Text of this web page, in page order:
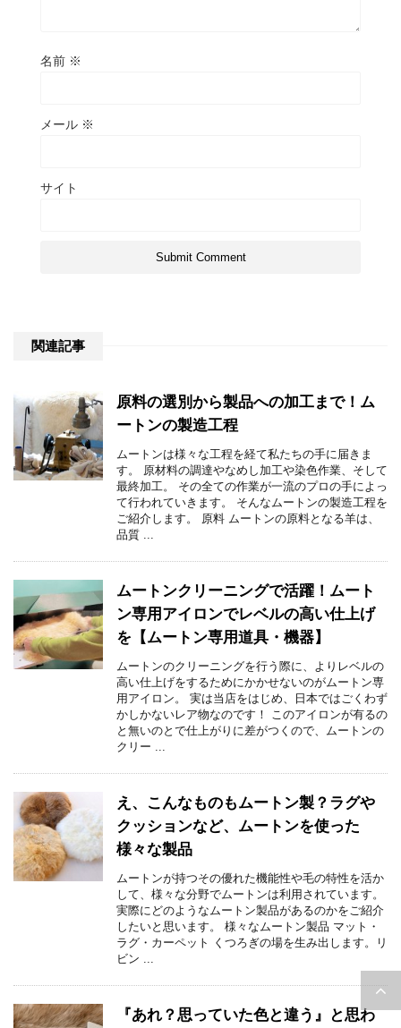
名前 ※
メール ※
サイト
関連記事
原料の選別から製品への加工まで！ム
ートンの製造工程
ムートンは様々な工程を経て私たちの手に届きま
す。 原材料の調達やなめし加工や染色作業、そして
最終加工。 その全ての作業が一流のプロの手によっ
て行われていきます。 そんなムートンの製造工程を
ご紹介します。 原料 ムートンの原料となる羊は、
品質 ...
ムートンクリーニングで活躍！ムート
ン専用アイロンでレベルの高い仕上げ
を【ムートン専用道具・機器】
ムートンのクリーニングを行う際に、よりレベルの
高い仕上げをするためにかかせないのがムートン専
用アイロン。 実は当店をはじめ、日本ではごくわず
かしかないレア物なのです！ このアイロンが有るの
と無いのとで仕上がりに差がつくので、ムートンの
クリー ...
え、こんなものもムートン製？ラグや
クッションなど、ムートンを使った
様々な製品
ムートンが持つその優れた機能性や毛の特性を活か
して、様々な分野でムートンは利用されています。
実際にどのようなムートン製品があるのかをご紹介
したいと思います。 様々なムートン製品 マット・
ラグ・カーペット くつろぎの場を生み出します。リ
ビン ...
『あれ？思っていた色と違う』と思わ